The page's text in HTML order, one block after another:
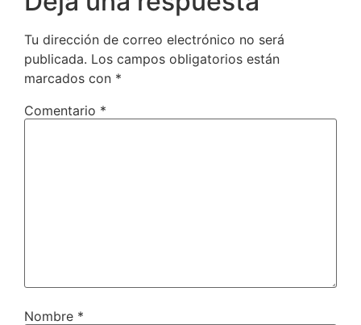
Tu dirección de correo electrónico no será
publicada. Los campos obligatorios están
marcados con *
Comentario *
Nombre *